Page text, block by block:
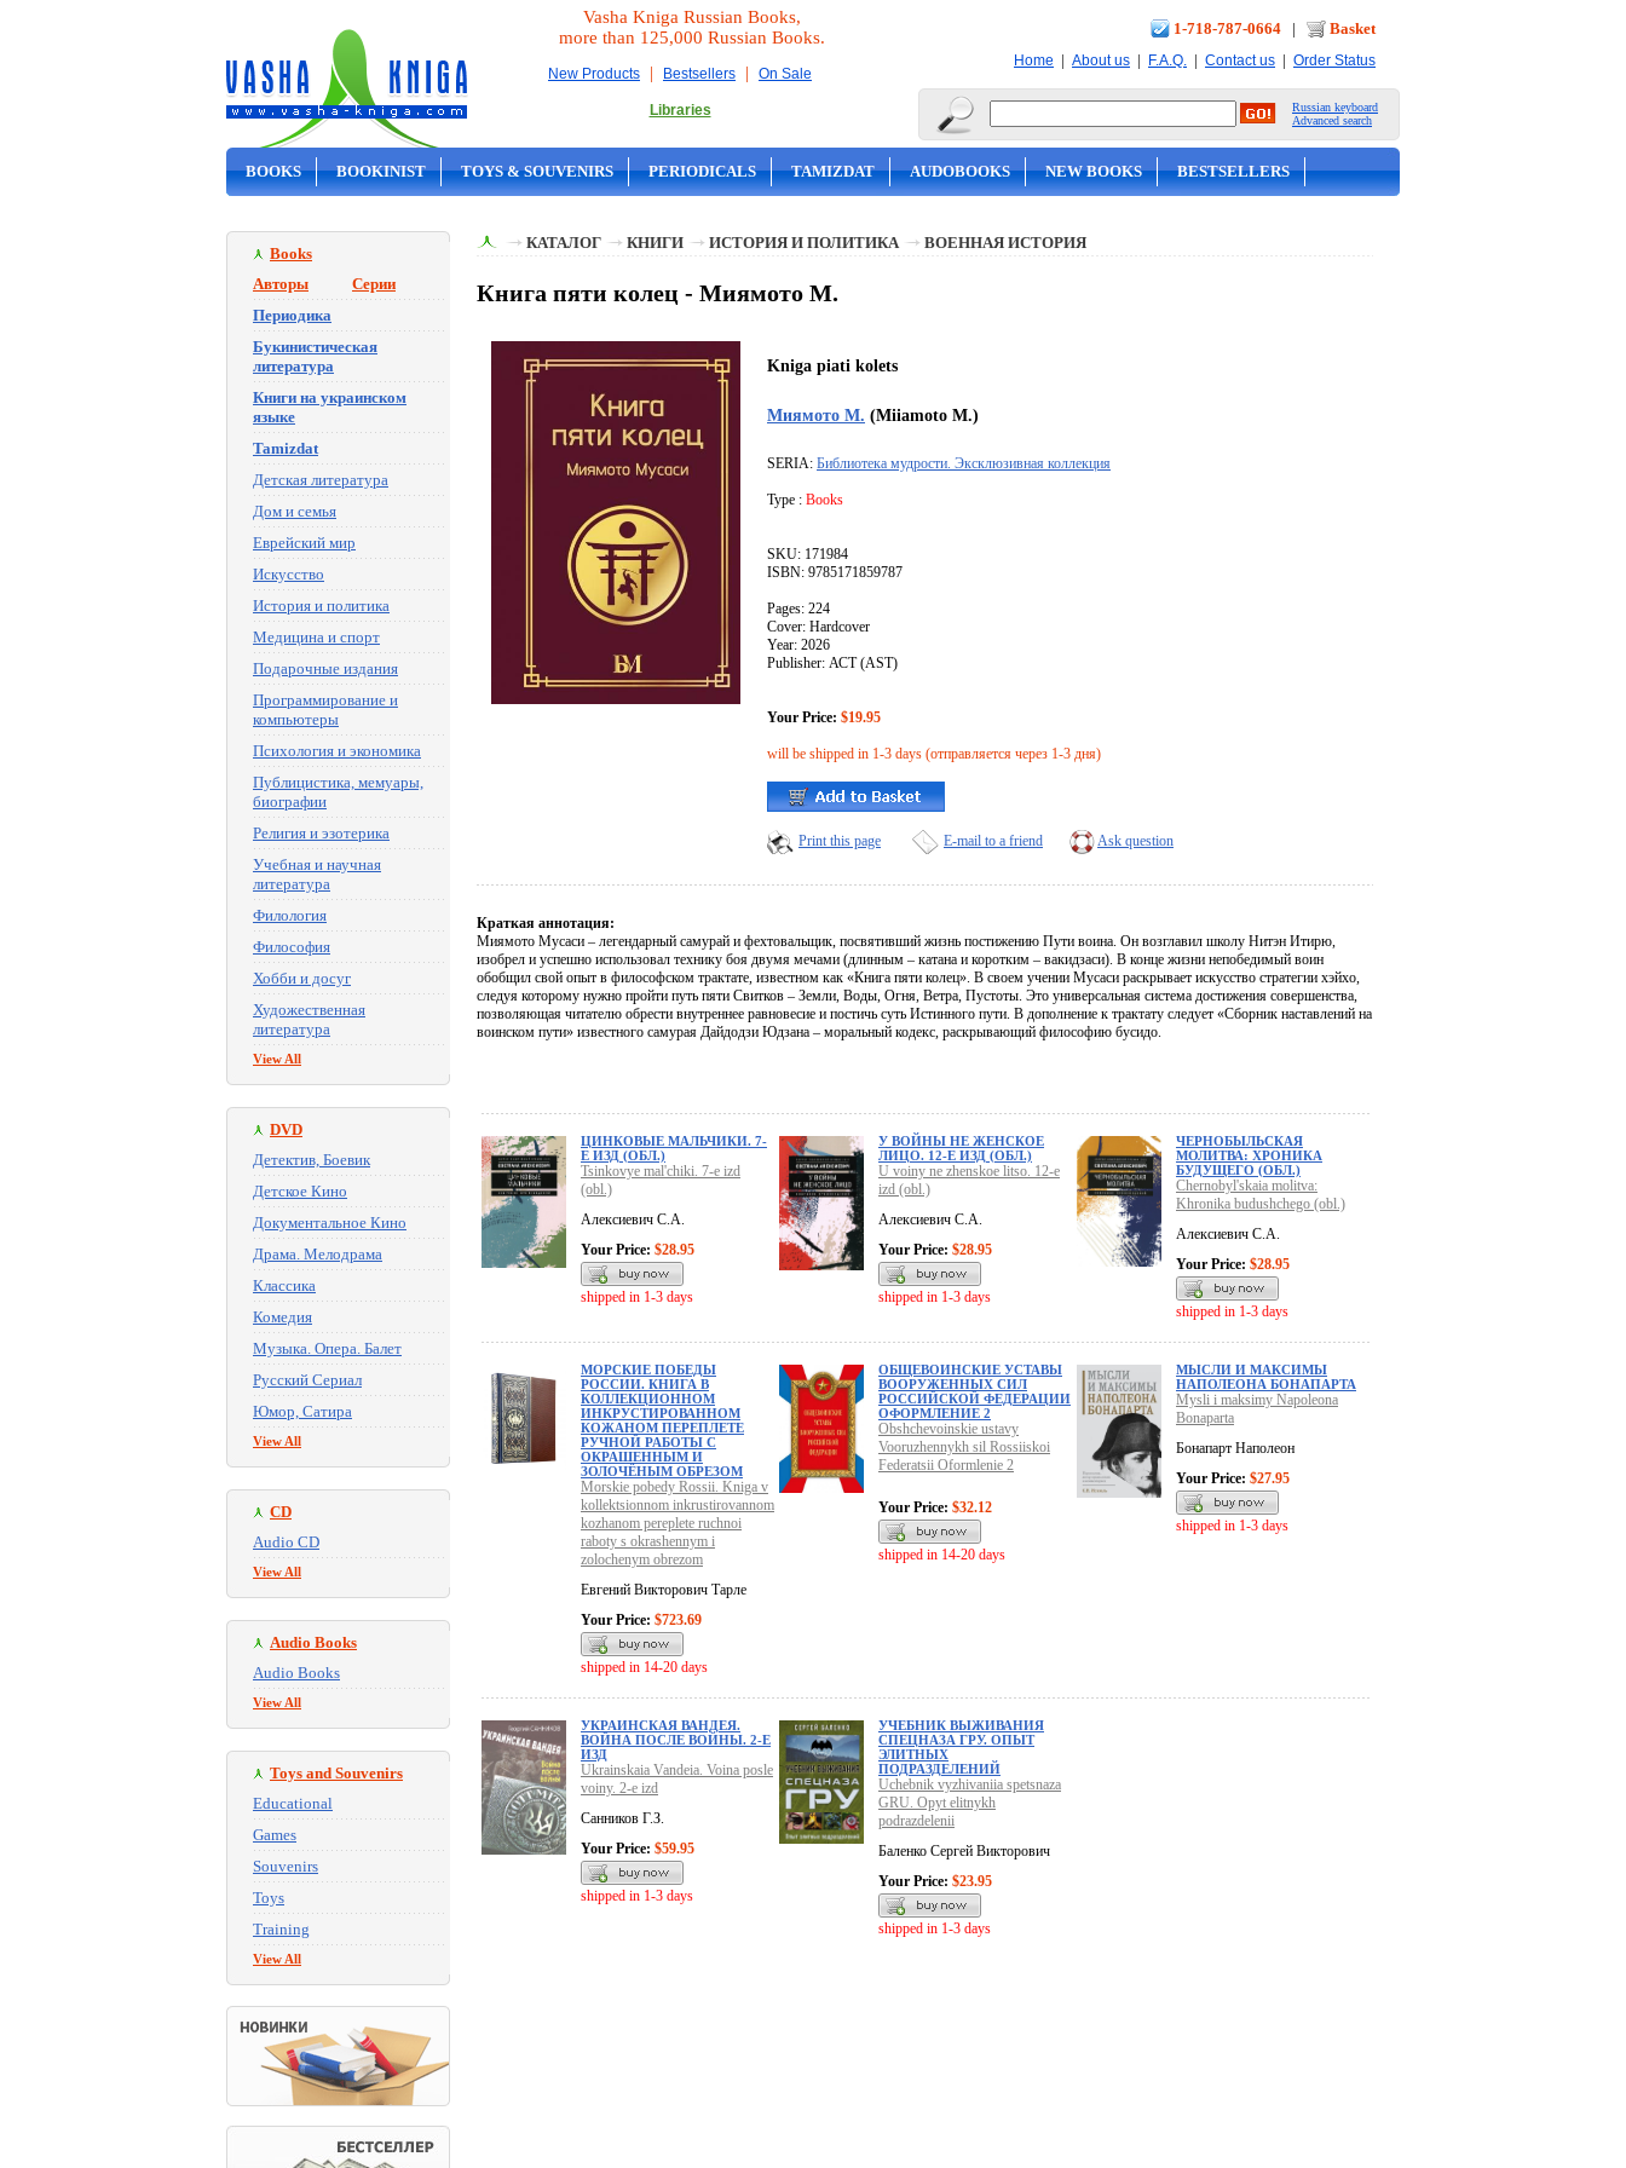
Vasha Kniga Russian Books,
more than 125,000 Russian Books.
New Products | Bestsellers | On Sale
Libraries
1-718-787-0664 | Basket
Home | About us | F.A.Q. | Contact us | Order Status
Russian keyboard
Advanced search
BOOKS BOOKINIST TOYS & SOUVENIRS PERIODICALS TAMIZDAT AUDOBOOKS NEW BOOKS BESTSELLERS
Books
Авторы
Серии
Периодика
Букинистическая
литература
Книги на украинском
языке
Tamizdat
Детская литература
Дом и семья
Еврейский мир
Искусство
История и политика
Медицина и спорт
Подарочные издания
Программирование и
компьютеры
Психология и экономика
Публицистика, мемуары,
биографии
Религия и эзотерика
Учебная и научная
литература
Филология
Философия
Хобби и досуг
Художественная
литература
View All
DVD
Детектив, Боевик
Детское Кино
Документальное Кино
Драма. Мелодрама
Классика
Комедия
Музыка. Опера. Балет
Русский Сериал
Юмор, Сатира
View All
CD
Audio CD
View All
Audio Books
Audio Books
View All
Toys and Souvenirs
Educational
Games
Souvenirs
Toys
Training
View All
КАТАЛОГ КНИГИ ИСТОРИЯ И ПОЛИТИКА ВОЕННАЯ ИСТОРИЯ
Книга пяти колец - Миямото М.
Kniga piati kolets
Миямото М. (Miiamoto M.)
SERIA: Библиотека мудрости. Эксклюзивная коллекция
Type : Books
SKU: 171984
ISBN: 9785171859787
Pages: 224
Cover: Hardcover
Year: 2026
Publisher: АСТ (AST)
Your Price: $19.95
will be shipped in 1-3 days (отправляется через 1-3 дня)
Print this page E-mail to a friend Ask question
Краткая аннотация:
Миямото Мусаси – легендарный самурай и фехтовальщик, посвятивший жизнь постижению Пути воина. Он возглавил школу Нитэн Итирю,
изобрел и успешно использовал технику боя двумя мечами (длинным – катана и коротким – вакидзаси). В конце жизни непобедимый воин
обобщил свой опыт в философском трактате, известном как «Книга пяти колец». В своем учении Мусаси раскрывает искусство стратегии хэйхо,
следуя которому нужно пройти путь пяти Свитков – Земли, Воды, Огня, Ветра, Пустоты. Это универсальная система достижения совершенства,
позволяющая читателю обрести внутреннее равновесие и постичь суть Истинного пути. В дополнение к трактату следует «Сборник наставлений на
воинском пути» известного самурая Дайдодзи Юдзана – моральный кодекс, раскрывающий философию бусидо.
ЦИНКОВЫЕ МАЛЬЧИКИ. 7-
Е ИЗД (ОБЛ.)
Tsinkovye mal'chiki. 7-e izd
(obl.)
Алексиевич С.А.
Your Price: $28.95
shipped in 1-3 days
У ВОЙНЫ НЕ ЖЕНСКОЕ
ЛИЦО. 12-Е ИЗД (ОБЛ.)
U voiny ne zhenskoe litso. 12-e
izd (obl.)
Алексиевич С.А.
Your Price: $28.95
shipped in 1-3 days
ЧЕРНОБЫЛЬСКАЯ
МОЛИТВА: ХРОНИКА
БУДУЩЕГО (ОБЛ.)
Chernobyl'skaia molitva:
Khronika budushchego (obl.)
Алексиевич С.А.
Your Price: $28.95
shipped in 1-3 days
МОРСКИЕ ПОБЕДЫ
РОССИИ. КНИГА В
КОЛЛЕКЦИОННОМ
ИНКРУСТИРОВАННОМ
КОЖАНОМ ПЕРЕПЛЕТЕ
РУЧНОЙ РАБОТЫ С
ОКРАШЕННЫМ И
ЗОЛОЧЁНЫМ ОБРЕЗОМ
Morskie pobedy Rossii. Kniga v
kollektsionnom inkrustirovannom
kozhanom pereplete ruchnoi
raboty s okrashennym i
zolochenym obrezom
Евгений Викторович Тарле
Your Price: $723.69
shipped in 14-20 days
ОБЩЕВОИНСКИЕ УСТАВЫ
ВООРУЖЕННЫХ СИЛ
РОССИЙСКОЙ ФЕДЕРАЦИИ
ОФОРМЛЕНИЕ 2
Obshchevoinskie ustavy
Vooruzhennykh sil Rossiiskoi
Federatsii Oformlenie 2
Your Price: $32.12
shipped in 14-20 days
МЫСЛИ И МАКСИМЫ
НАПОЛЕОНА БОНАПАРТА
Mysli i maksimy Napoleona
Bonaparta
Бонапарт Наполеон
Your Price: $27.95
shipped in 1-3 days
УКРАИНСКАЯ ВАНДЕЯ.
ВОЙНА ПОСЛЕ ВОЙНЫ. 2-Е
ИЗД
Ukrainskaia Vandeia. Voina posle
voiny. 2-e izd
Санников Г.З.
Your Price: $59.95
shipped in 1-3 days
УЧЕБНИК ВЫЖИВАНИЯ
СПЕЦНАЗА ГРУ. ОПЫТ
ЭЛИТНЫХ
ПОДРАЗДЕЛЕНИЙ
Uchebnik vyzhivaniia spetsnaza
GRU. Opyt elitnykh
podrazdelenii
Баленко Сергей Викторович
Your Price: $23.95
shipped in 1-3 days